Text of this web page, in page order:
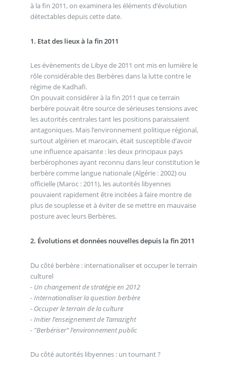
à la fin 2011, on examinera les éléments d’évolution
détectables depuis cette date.
1. Etat des lieux à la fin 2011
Les évènements de Libye de 2011 ont mis en lumière le
rôle considérable des Berbères dans la lutte contre le
régime de Kadhafi.
On pouvait considérer à la fin 2011 que ce terrain
berbère pouvait être source de sérieuses tensions avec
les autorités centrales tant les positions paraissaient
antagoniques. Mais l’environnement politique régional,
surtout algérien et marocain, était susceptible d’avoir
une influence apaisante : les deux principaux pays
berbérophones ayant reconnu dans leur constitution le
berbère comme langue nationale (Algérie : 2002) ou
officielle (Maroc : 2011), les autorités libyennes
pouvaient rapidement être incitées à faire montre de
plus de souplesse et à éviter de se mettre en mauvaise
posture avec leurs Berbères.
2. Évolutions et données nouvelles depuis la fin 2011
Du côté berbère : internationaliser et occuper le terrain
culturel
- Un changement de stratégie en 2012
- Internationaliser la question berbère
- Occuper le terrain de la culture
- Initier l’enseignement de Tamazight
- "Berbériser" l’environnement public
Du côté autorités libyennes : un tournant ?